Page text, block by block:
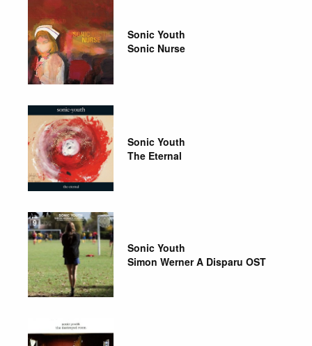
Sonic Youth
Sonic Nurse
Sonic Youth
The Eternal
Sonic Youth
Simon Werner A Disparu OST